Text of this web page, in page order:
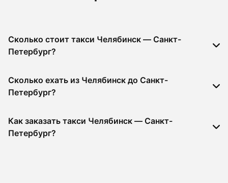
Сколько стоит такси Челябинск — Санкт-
Петербург?
Сколько ехать из Челябинск до Санкт-
Петербург?
Как заказать такси Челябинск — Санкт-
Петербург?